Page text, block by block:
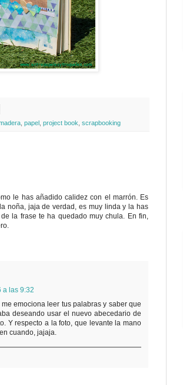
papel project book scrapbooking
le has añadido calidez con el marrón. Es
noña, jaja de verdad, es muy linda y la has
la frase te ha quedado muy chula. En fin,
a las 9:32
emociona leer tus palabras y saber que
deseando usar el nuevo abecedario de
Y respecto a la foto, que levante la mano
cuando, jajaja.